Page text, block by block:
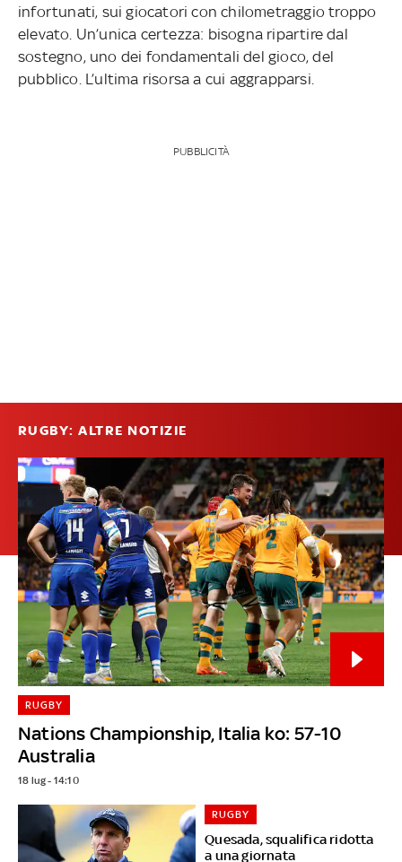
infortunati, sui giocatori con chilometraggio troppo
elevato. Un’unica certezza: bisogna ripartire dal
sostegno, uno dei fondamentali del gioco, del
pubblico. L’ultima risorsa a cui aggrapparsi.
PUBBLICITÀ
RUGBY: ALTRE NOTIZIE
Nations Championship, Italia ko: 57-10
Australia
RUGBY
18 lug - 14:10
Quesada, squalifica ridotta
a una giornata
RUGBY